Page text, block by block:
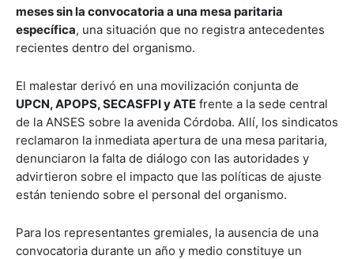
meses sin la convocatoria a una mesa paritaria
específica, una situación que no registra antecedentes
recientes dentro del organismo.
El malestar derivó en una movilización conjunta de
UPCN, APOPS, SECASFPI y ATE frente a la sede central
de la ANSES sobre la avenida Córdoba. Allí, los sindicatos
reclamaron la inmediata apertura de una mesa paritaria,
denunciaron la falta de diálogo con las autoridades y
advirtieron sobre el impacto que las políticas de ajuste
están teniendo sobre el personal del organismo.
Para los representantes gremiales, la ausencia de una
convocatoria durante un año y medio constituye un